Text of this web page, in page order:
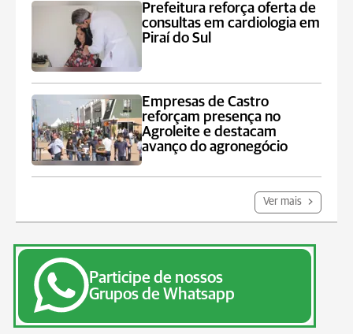
Prefeitura reforça oferta de
consultas em cardiologia em
Piraí do Sul
Empresas de Castro
reforçam presença no
Agroleite e destacam
avanço do agronegócio
Ver mais
Participe de nossos
Grupos de Whatsapp